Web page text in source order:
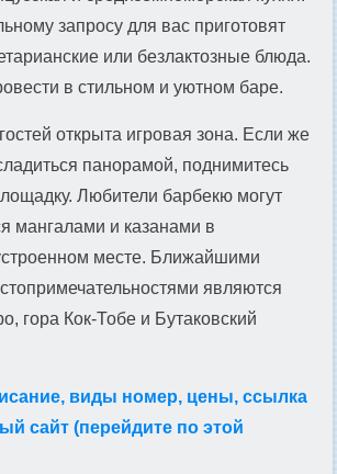
запросу для вас приготовят
или безлактозные блюда.
в стильном и уютном баре.
открыта игровая зона. Если же
панорамой, поднимитесь
Любители барбекю могут
мангалами и казанами в
месте. Ближайшими
являются
гора Кок-Тобе и Бутаковский
виды номер, цены, ссылка
сайт (перейдите по этой